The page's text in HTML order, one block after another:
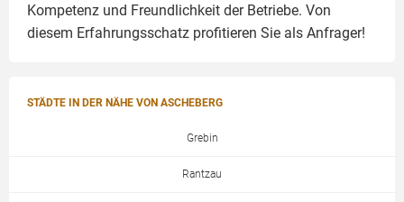
Kompetenz und Freundlichkeit der Betriebe. Von
diesem Erfahrungsschatz profitieren Sie als Anfrager!
STÄDTE IN DER NÄHE VON ASCHEBERG
Grebin
Rantzau